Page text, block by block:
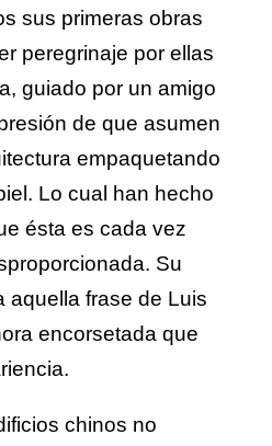
sus primeras obras
peregrinaje por ellas
guiado por un amigo
de que asumen
empaquetando
Lo cual han hecho
ésta es cada vez
Su
aquella frase de Luis
encorsetada que
chinos no